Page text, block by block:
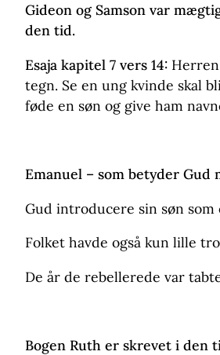
Gideon og Samson var
den tid.
Esaja kapitel 7 vers 14:
tegn. Se en ung kvinde skal
føde en søn og give ham
Emanuel – som betyder Gud
Gud introducere sin søn som
Folket havde også kun lille
De år de rebellerede var
Bogen Ruth er skrevet i den